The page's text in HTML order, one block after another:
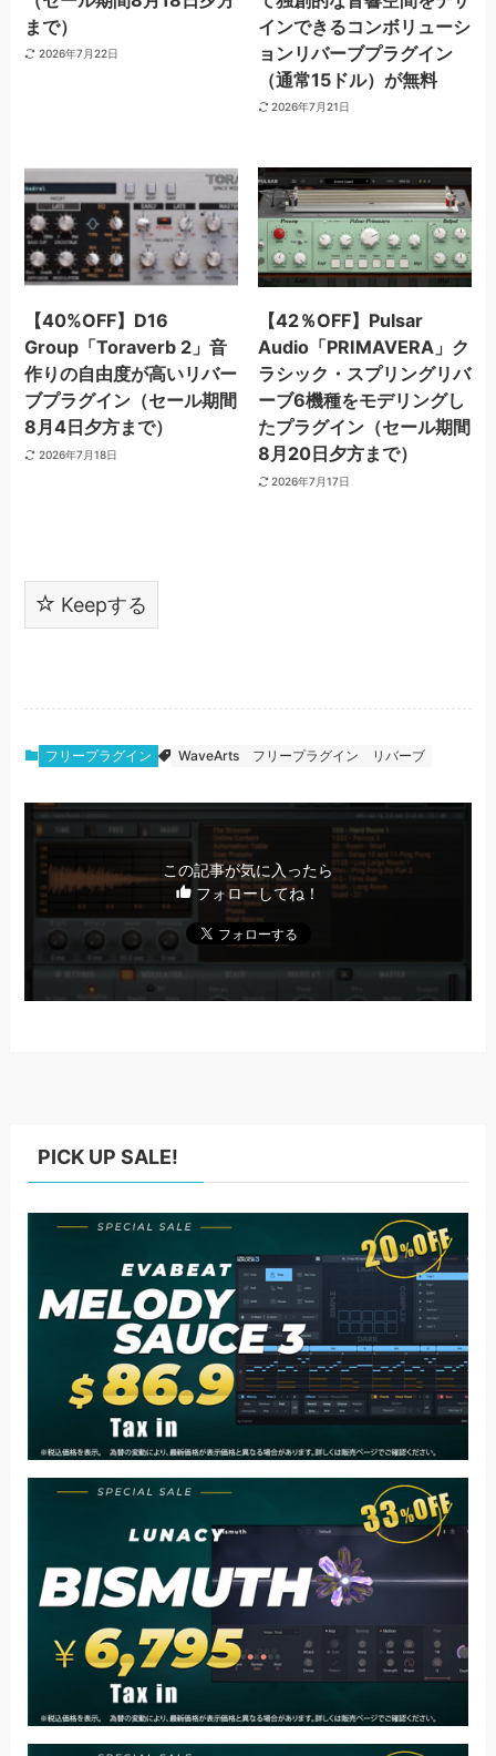
まで）
2026年7月22日
インできるコンボリューシ
ョンリバーブプラグイン
（通常15ドル）が無料
2026年7月21日
【40%OFF】D16
Group「Toraverb 2」音
作りの自由度が高いリバー
ブプラグイン（セール期間
8月4日夕方まで）
2026年7月18日
【42％OFF】Pulsar
Audio「PRIMAVERA」ク
ラシック・スプリングリバ
ーブ6機種をモデリングし
たプラグイン（セール期間
8月20日夕方まで）
2026年7月17日
Keepする
フリープラグイン WaveArts フリープラグイン リバーブ
この記事が気に入ったら
フォローしてね！
PICK UP SALE!